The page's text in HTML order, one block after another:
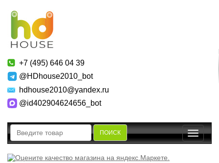
+7 (495) 646 04 39
@HDhouse2010_bot
hdhouse2010@yandex.ru
@id402904624656_bot
ПОИСК
Toggle